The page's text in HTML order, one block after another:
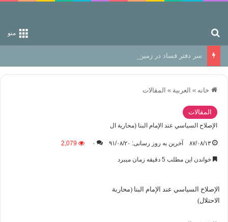
منو
سر دفتر فساد در زمین‌، دوری وکناره‌گیری از راه خداست‌!
خانه » العربیة » المقالات
المقالات
الإصلاح السياسي عند الإمام البنا (محاربة ال
۸۷/۰۸/۱۳ آخرین به روز رسانی: ۹۱/۰۸/۲۰ ۰ 2,079
خواندن این مطلب 5 دقیقه زمان میبرد
الإصلاح السياسي عند الإمام البنا (محاربة
الاحتلال)